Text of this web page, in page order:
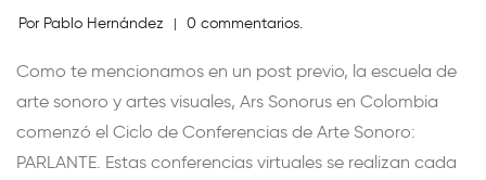
Por Pablo Hernández | 0 commentarios.
Como te mencionamos en un post previo, la escuela de
arte sonoro y artes visuales, Ars Sonorus en Colombia
comenzó el Ciclo de Conferencias de Arte Sonoro:
PARLANTE. Estas conferencias virtuales se realizan cada